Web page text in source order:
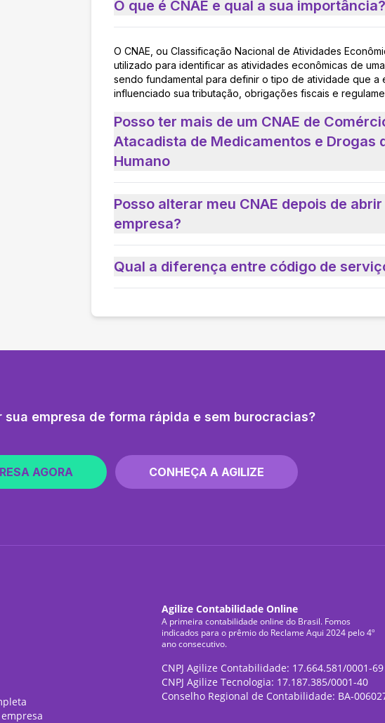
O que é CNAE e qual a sua importância?
O CNAE, ou Classificação Nacional de Atividades
utilizado para identificar as atividades econômicas de
sendo fundamental para definir o tipo de atividade que a
influenciado sua tributação, obrigações fiscais e
Posso ter mais de um CNAE de
Atacadista de Medicamentos e Drogas
Humano
Posso alterar meu CNAE depois de
empresa?
Qual a diferença entre código de
sua empresa de forma rápida e sem burocracias?
AGORA CONHEÇA A AGILIZE
Agilize Contabilidade Online
A primeira contabilidade online do Brasil. Fomos
indicados para o prêmio do Reclame Aqui 2024 pelo 4º
ano consecutivo.
CNPJ Agilize Contabilidade: 17.664.581/0001-69
CNPJ Agilize Tecnologia: 17.187.385/0001-40
Conselho Regional de Contabilidade: BA-